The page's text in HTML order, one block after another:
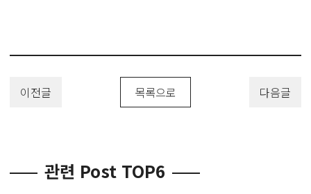
이전글 목록으로 다음글
관련 Post TOP6